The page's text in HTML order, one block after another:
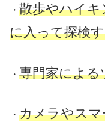
・ 散歩やハイ
に入って探検
・ 専門家による
・ カメラやス